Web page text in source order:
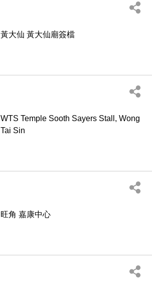
黃大仙 黃大仙廟簽檔
WTS Temple Sooth Sayers Stall, Wong
Tai Sin
旺角 嘉康中心